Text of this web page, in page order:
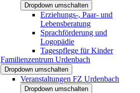
Dropdown umschalten
Erziehungs-, Paar- und
Lebensberatung
Sprachförderung und
Logopädie
Tagespflege für Kinder
Familienzentrum Urdenbach
Dropdown umschalten
Veranstaltungen FZ Urdenbach
Dropdown umschalten